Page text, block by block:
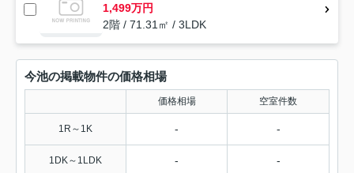
1,499万円
2階 / 71.31㎡ / 3LDK
今池の掲載物件の価格相場
価格相場 空室件数
1R～1K - -
1DK～1LDK - -